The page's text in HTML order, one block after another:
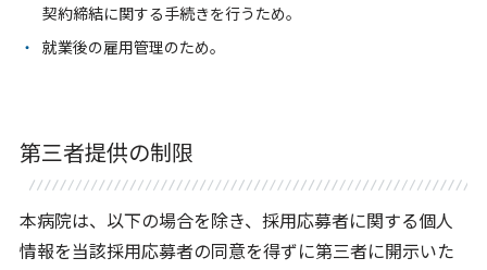
契約締結に関する手続きを行うため。
就業後の雇用管理のため。
第三者提供の制限
本病院は、以下の場合を除き、採用応募者に関する個人
情報を当該採用応募者の同意を得ずに第三者に開示いた